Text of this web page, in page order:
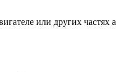
или других частях